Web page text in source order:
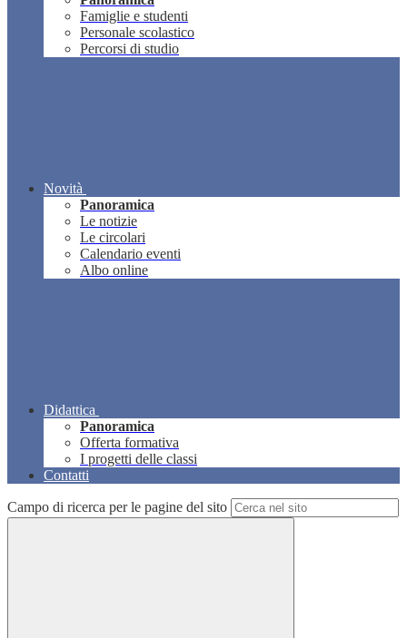
Famiglie e studenti
Personale scolastico
Percorsi di studio
Novità
Panoramica
Le notizie
Le circolari
Calendario eventi
Albo online
Didattica
Panoramica
Offerta formativa
I progetti delle classi
Contatti
Campo di ricerca per le pagine del sito